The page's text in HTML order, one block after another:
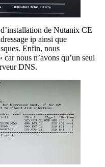
de Nutanix CE
ip ainsi que
Enfin, nous
nous n’avons qu’un seul
DNS.